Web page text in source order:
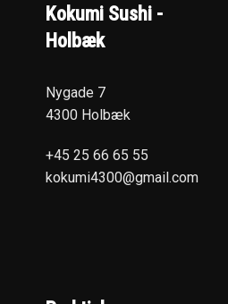
Kokumi Sushi -
Holbæk
Nygade 7
4300 Holbæk
+45 25 66 65 55
kokumi4300@gmail.com